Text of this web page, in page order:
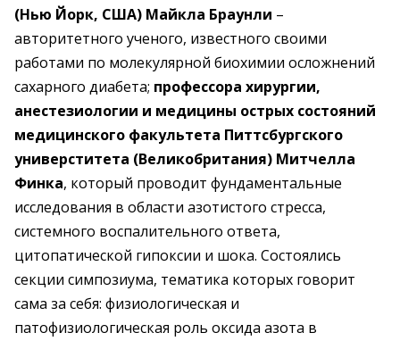
(Нью Йорк, США) Майкла Браунли –
авторитетного ученого, известного своими
работами по молекулярной биохимии осложнений
сахарного диабета; профессора хирургии,
анестезиологии и медицины острых состояний
медицинского факультета Питтсбургского
универститета (Великобритания) Митчелла
Финка, который проводит фундаментальные
исследования в области азотистого стресса,
системного воспалительного ответа,
цитопатической гипоксии и шока. Состоялись
секции симпозиума, тематика которых говорит
сама за себя: физиологическая и
патофизиологическая роль оксида азота в